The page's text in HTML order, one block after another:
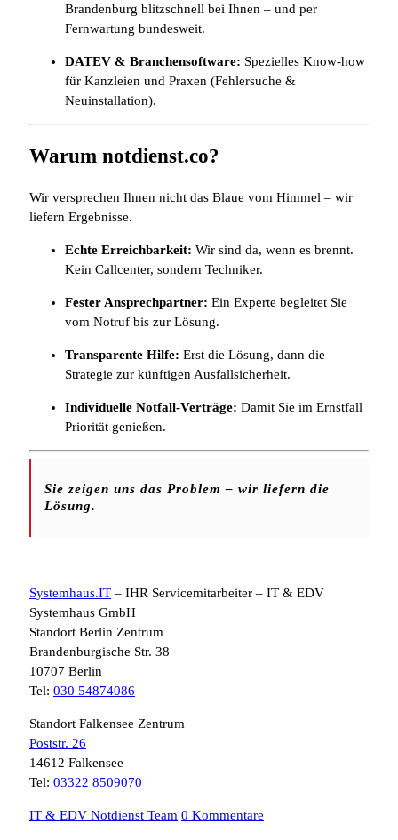
Brandenburg blitzschnell bei Ihnen – und per
Fernwartung bundesweit.
DATEV & Branchensoftware: Spezielles Know-how
für Kanzleien und Praxen (Fehlersuche &
Neuinstallation).
Warum notdienst.co?
Wir versprechen Ihnen nicht das Blaue vom Himmel – wir
liefern Ergebnisse.
Echte Erreichbarkeit: Wir sind da, wenn es brennt.
Kein Callcenter, sondern Techniker.
Fester Ansprechpartner: Ein Experte begleitet Sie
vom Notruf bis zur Lösung.
Transparente Hilfe: Erst die Lösung, dann die
Strategie zur künftigen Ausfallsicherheit.
Individuelle Notfall-Verträge: Damit Sie im Ernstfall
Priorität genießen.
Sie zeigen uns das Problem – wir liefern die
Lösung.
Systemhaus.IT – IHR Servicemitarbeiter – IT & EDV
Systemhaus GmbH
Standort Berlin Zentrum
Brandenburgische Str. 38
10707 Berlin
Tel: 030 54874086
Standort Falkensee Zentrum
Poststr. 26
14612 Falkensee
Tel: 03322 8509070
IT & EDV Notdienst Team 0 Kommentare